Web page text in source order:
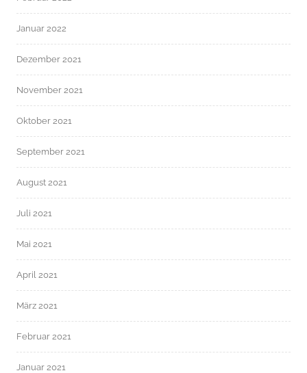
Januar 2022
Dezember 2021
November 2021
Oktober 2021
September 2021
August 2021
Juli 2021
Mai 2021
April 2021
März 2021
Februar 2021
Januar 2021